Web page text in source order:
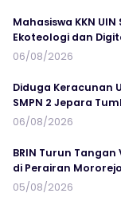
Mahasiswa KKN
Ekoteologi dan
06/08/2026
Diduga Keracunan
SMPN 2 Jepara
06/08/2026
BRIN Turun
di Perairan
05/08/2026